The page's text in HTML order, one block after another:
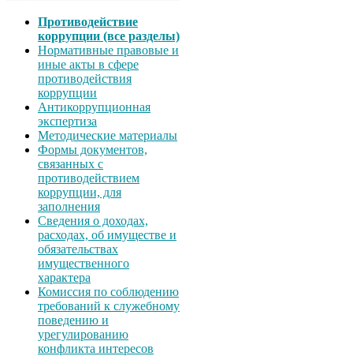
Противодействие
коррупции (все разделы)
Нормативные правовые и
иные акты в сфере
противодействия
коррупции
Антикоррупционная
экспертиза
Методические материалы
Формы документов,
связанных с
противодействием
коррупции, для
заполнения
Сведения о доходах,
расходах, об имуществе и
обязательствах
имущественного
характера
Комиссия по соблюдению
требований к служебному
поведению и
урегулированию
конфликта интересов